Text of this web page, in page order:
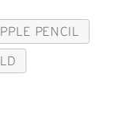
PENCIL